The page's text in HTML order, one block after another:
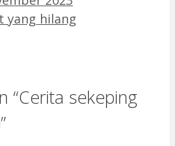
yang hilang
“Cerita sekeping